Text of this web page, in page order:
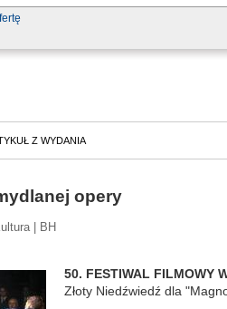
Z WYDANIA
opery
| BH
50. FESTIWAL FILMOWY
Złoty Niedźwiedź dla